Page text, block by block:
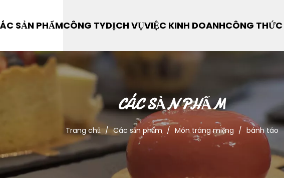
SẢN PHẨMCÔNG TYDỊCH VỤVIỆC KINH DOANHCÔNG
CÁC SẢN PHẨM
Trang chủ / Các sản phẩm / Món tráng miệng / bánh táo